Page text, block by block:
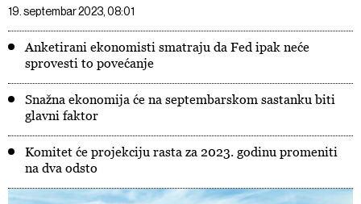
19. septembar 2023, 08:01
Anketirani ekonomisti smatraju da Fed ipak neće
sprovesti to povećanje
Snažna ekonomija će na septembarskom sastanku biti
glavni faktor
Komitet će projekciju rasta za 2023. godinu promeniti
na dva odsto